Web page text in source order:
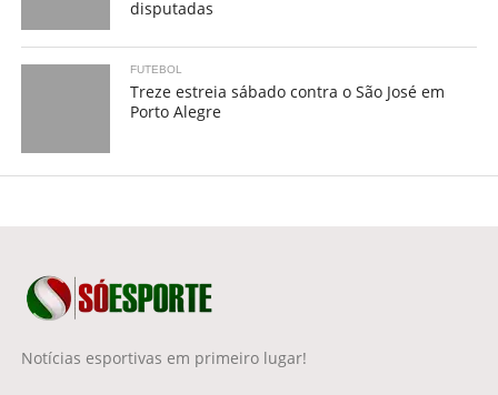
disputadas
FUTEBOL
Treze estreia sábado contra o São José em
Porto Alegre
Notícias esportivas em primeiro lugar!